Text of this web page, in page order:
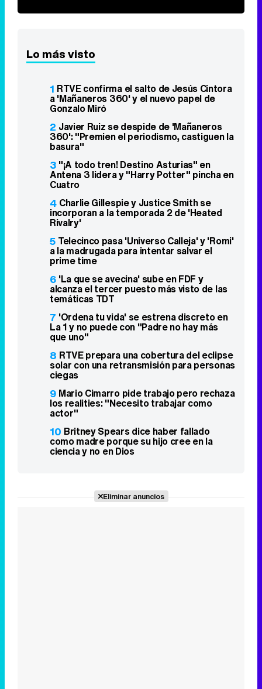
Lo más visto
1 RTVE confirma el salto de Jesús Cintora
a 'Mañaneros 360' y el nuevo papel de
Gonzalo Miró
2 Javier Ruiz se despide de 'Mañaneros
360': "Premien el periodismo, castiguen la
basura"
3 "¡A todo tren! Destino Asturias" en
Antena 3 lidera y "Harry Potter" pincha en
Cuatro
4 Charlie Gillespie y Justice Smith se
incorporan a la temporada 2 de 'Heated
Rivalry'
5 Telecinco pasa 'Universo Calleja' y 'Romi'
a la madrugada para intentar salvar el
prime time
6 'La que se avecina' sube en FDF y
alcanza el tercer puesto más visto de las
temáticas TDT
7 'Ordena tu vida' se estrena discreto en
La 1 y no puede con "Padre no hay más
que uno"
8 RTVE prepara una cobertura del eclipse
solar con una retransmisión para personas
ciegas
9 Mario Cimarro pide trabajo pero rechaza
los realities: "Necesito trabajar como
actor"
10 Britney Spears dice haber fallado
como madre porque su hijo cree en la
ciencia y no en Dios
Eliminar anuncios